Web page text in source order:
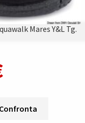
Mares Y&L Tg.
Confronta